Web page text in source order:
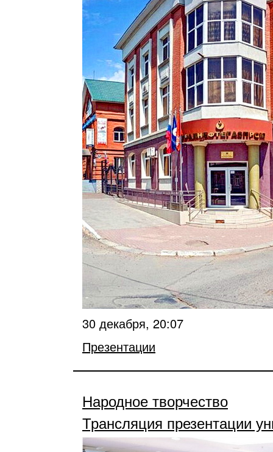
30 декабря, 20:07
Презентации
Народное творчество
Трансляция презентации